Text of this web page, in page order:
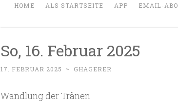
HOME ALS STARTSEITE APP EMAIL-ABO
So, 16. Februar 2025
17. FEBRUAR 2025 ~ GHAGERER
Wandlung der Tränen